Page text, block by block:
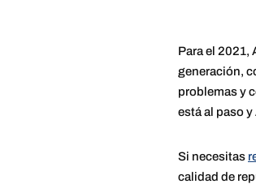
Para el 2021,
generación,
problemas y
está al paso
Si necesitas
calidad de